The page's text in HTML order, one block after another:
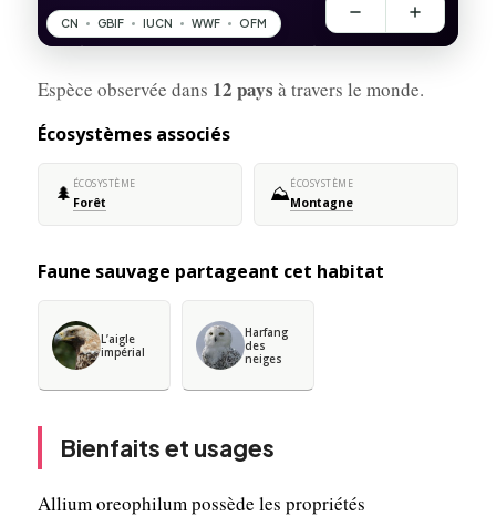
Espèce observée dans 12 pays à travers le monde.
Écosystèmes associés
🌲 ÉCOSYSTÈME
Forêt ⛰️ÉCOSYSTÈME
Montagne
Faune sauvage partageant cet habitat
L’aigle
impérial
Harfang
des
neiges
Bienfaits et usages
Allium oreophilum possède les propriétés